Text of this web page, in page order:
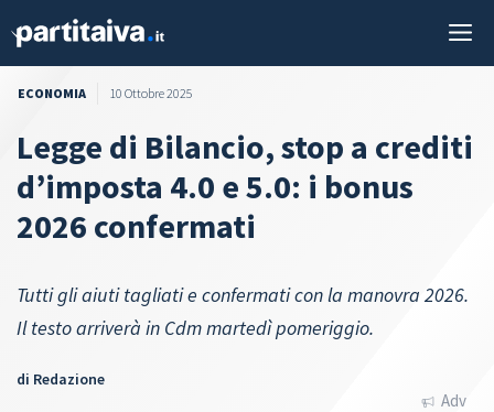
ECONOMIA 10 Ottobre 2025
Legge di Bilancio, stop a crediti
d’imposta 4.0 e 5.0: i bonus
2026 confermati
Tutti gli aiuti tagliati e confermati con la manovra 2026.
Il testo arriverà in Cdm martedì pomeriggio.
di Redazione
Adv